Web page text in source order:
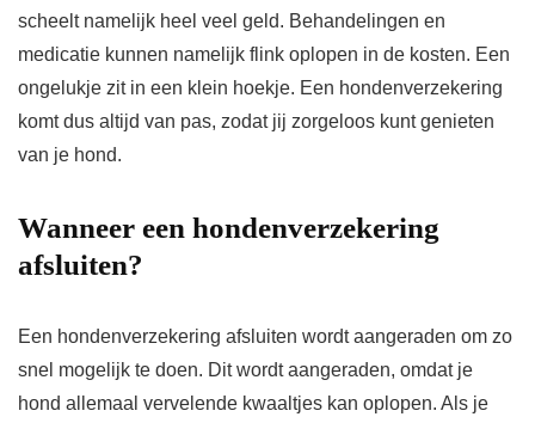
scheelt namelijk heel veel geld. Behandelingen en
medicatie kunnen namelijk flink oplopen in de kosten. Een
ongelukje zit in een klein hoekje. Een hondenverzekering
komt dus altijd van pas, zodat jij zorgeloos kunt genieten
van je hond.
Wanneer een hondenverzekering
afsluiten?
Een hondenverzekering afsluiten wordt aangeraden om zo
snel mogelijk te doen. Dit wordt aangeraden, omdat je
hond allemaal vervelende kwaaltjes kan oplopen. Als je